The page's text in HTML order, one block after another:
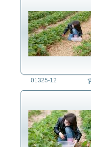
01325-12